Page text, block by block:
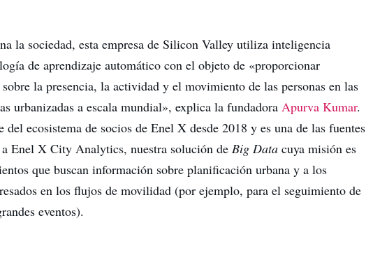
la sociedad, esta empresa de Silicon Valley utiliza inteligencia
de aprendizaje automático con el objeto de «proporcionar
la presencia, la actividad y el movimiento de las personas en las
urbanizadas a escala mundial», explica la fundadoraApurva Kumar.
del ecosistema de socios de Enel X desde 2018 y es una de las fuentes
a Enel X City Analytics, nuestra solución deBig Data cuya misión es
que buscan información sobre planificación urbana y a los
​​en los flujos de movilidad (por ejemplo, para el seguimiento de
eventos).